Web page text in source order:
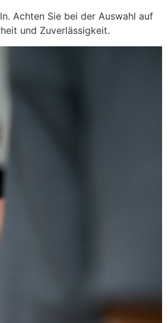
Achten Sie bei der Auswahl auf
und Zuverlässigkeit.